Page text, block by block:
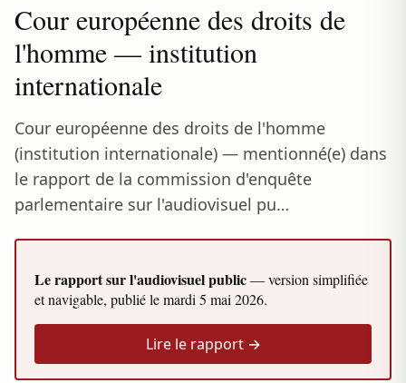
Cour européenne des droits de
l'homme — institution
internationale
Cour européenne des droits de l'homme
(institution internationale) — mentionné(e) dans
le rapport de la commission d'enquête
parlementaire sur l'audiovisuel pu…
Le rapport sur l'audiovisuel public— version simplifiée
et navigable, publié lemardi 5 mai 2026.
Lire le rapport →